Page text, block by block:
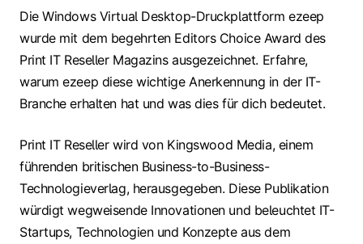
Die Windows Virtual Desktop-Druckplattform ezeep
wurde mit dem begehrten Editors Choice Award des
Print IT Reseller Magazins ausgezeichnet. Erfahre,
warum ezeep diese wichtige Anerkennung in der IT-
Branche erhalten hat und was dies für dich bedeutet.
Print IT Reseller wird von Kingswood Media, einem
führenden britischen Business-to-Business-
Technologieverlag, herausgegeben. Diese Publikation
würdigt wegweisende Innovationen und beleuchtet IT-
Startups, Technologien und Konzepte aus dem